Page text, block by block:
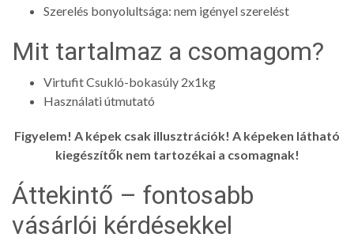
Szerelés bonyolultsága: nem igényel szerelést
Mit tartalmaz a csomagom?
Virtufit Csukló-bokasúly 2x1kg
Használati útmutató
Figyelem! A képek csak illusztrációk! A képeken látható
kiegészítők nem tartozékai a csomagnak!
Áttekintő – fontosabb
vásárlói kérdésekkel